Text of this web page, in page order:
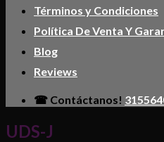
Términos y Condiciones
Política De Venta Y
Blog
Reviews
☎ Contáctanos!
UDS-J